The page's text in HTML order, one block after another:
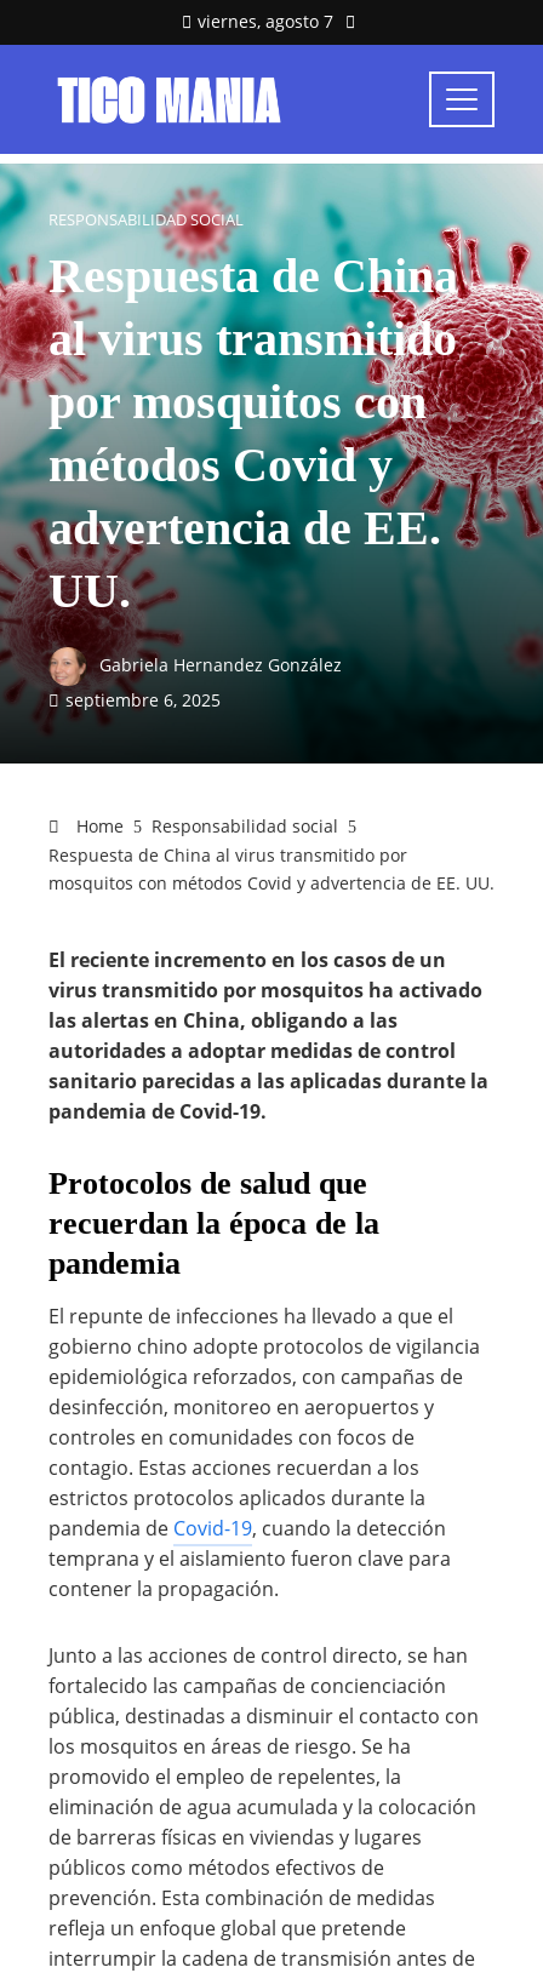
viernes, agosto 7
RESPONSABILIDAD SOCIAL
Respuesta de China
al virus transmitido
por mosquitos con
métodos Covid y
advertencia de EE.
UU.
Gabriela Hernandez González
septiembre 6, 2025
Home
Responsabilidad social
Respuesta de China al virus transmitido por
mosquitos con métodos Covid y advertencia de EE. UU.
El reciente incremento en los casos de un
virus transmitido por mosquitos ha activado
las alertas en China, obligando a las
autoridades a adoptar medidas de control
sanitario parecidas a las aplicadas durante la
pandemia de Covid-19.
Protocolos de salud que
recuerdan la época de la
pandemia
El repunte de infecciones ha llevado a que el
gobierno chino adopte protocolos de vigilancia
epidemiológica reforzados, con campañas de
desinfección, monitoreo en aeropuertos y
controles en comunidades con focos de
contagio. Estas acciones recuerdan a los
estrictos protocolos aplicados durante la
pandemia de Covid-19, cuando la detección
temprana y el aislamiento fueron clave para
contener la propagación.
Junto a las acciones de control directo, se han
fortalecido las campañas de concienciación
pública, destinadas a disminuir el contacto con
los mosquitos en áreas de riesgo. Se ha
promovido el empleo de repelentes, la
eliminación de agua acumulada y la colocación
de barreras físicas en viviendas y lugares
públicos como métodos efectivos de
prevención. Esta combinación de medidas
refleja un enfoque global que pretende
interrumpir la cadena de transmisión antes de